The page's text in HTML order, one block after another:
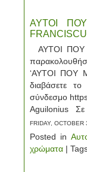
ΑΥΤΟΙ
ΑΥΤΟΙ
‘ΑΥΤΟΙ ΠΟΥ
διαβάσετε
σύνδεσμο
Aguilonius Σε
FRIDAY, OCTOBER
Posted in
χρώματα |